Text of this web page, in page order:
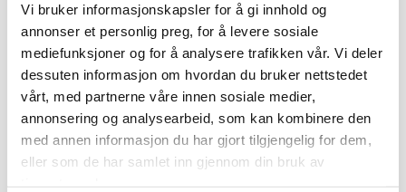
Vi bruker informasjonskapsler for å gi innhold og
annonser et personlig preg, for å levere sosiale
mediefunksjoner og for å analysere trafikken vår. Vi deler
dessuten informasjon om hvordan du bruker nettstedet
vårt, med partnerne våre innen sosiale medier,
annonsering og analysearbeid, som kan kombinere den
med annen informasjon du har gjort tilgjengelig for dem,
eller som de har samlet inn gjennom din bruk av
konsekvensutredningen. Naturvernforbundet
savner en grundig undersøkelse av rødlistearter.
Man har heller ikke foretatt arkeologiske
undersøkelser av området, og Voengelh njaarke
får atter en gang innskrenket sine beitearealer.
Naturvernforbundet viser til Soria Moria-